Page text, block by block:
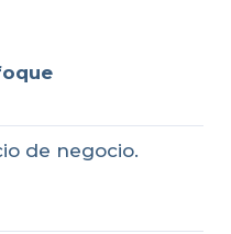
de negocio.